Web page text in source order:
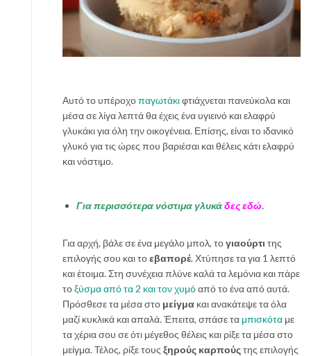
Αυτό το υπέροχοπαγωτάκιφτιάχνεται πανεύκολα και
μέσα σε λίγα λεπτά θα έχεις ένα υγιεινό και ελαφρύ
γλυκάκι για όλη την οικογένεια. Επίσης, είναι το ιδανικό
γλυκό για τις ώρες που βαριέσαι και θέλεις κάτι ελαφρύ
και νόστιμο.
Για περισσότερα νόστιμα γλυκάδες εδώ.
Για αρχή, βάλε σε ένα μεγάλο μπολ, τογιαούρτι της
επιλογής σου και τοεβαπορέ. Χτύπησε τα για 1 λεπτό
και έτοιμα. Στη συνέχεια πλύνε καλά τα λεμόνια και πάρε
τοξύσμα από τα 2 και τον χυμόαπό το ένα από αυτά.
Πρόσθεσε τα μέσα στο μείγμα και ανακάτεψε τα όλα
μαζί κυκλικά και απαλά. Έπειτα, σπάσε τα μπισκότα με
τα χέρια σου σε ότι μέγεθος θέλεις και ρίξε τα μέσα στο
μείγμα. Τέλος, ρίξε τους ξηρούς καρπούςτης επιλογής